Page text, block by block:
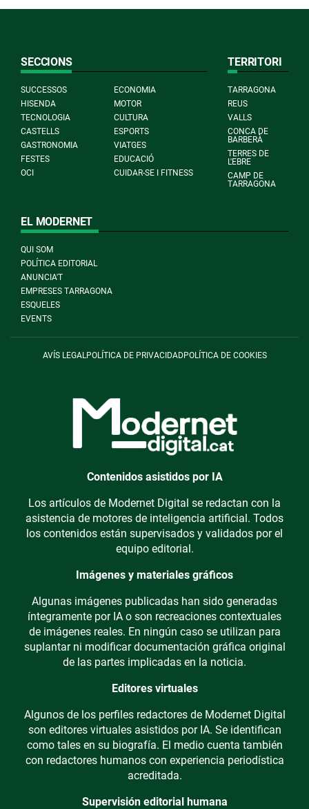
SECCIONS
SUCCESSOS
ECONOMIA
HISENDA
MOTOR
TECNOLOGIA
CULTURA
CASTELLS
ESPORTS
GASTRONOMIA
VIATGES
FESTES
EDUCACIÓ
OCI
CUIDAR-SE I FITNESS
TERRITORI
TARRAGONA
REUS
VALLS
CONCA DE
BARBERÀ
TERRES DE
L'EBRE
CAMP DE
TARRAGONA
EL MODERNET
QUI SOM
POLÍTICA EDITORIAL
ANUNCIA'T
EMPRESES TARRAGONA
ESQUELES
EVENTS
AVÍS LEGAL POLÍTICA DE PRIVACIDADPOLÍTICA DE COOKIES
Contenidos asistidos por IA
Los artículos de Modernet Digital se redactan con la
asistencia de motores de inteligencia artificial. Todos
los contenidos están supervisados y validados por el
equipo editorial.
Imágenes y materiales gráficos
Algunas imágenes publicadas han sido generadas
íntegramente por IA o son recreaciones contextuales
de imágenes reales. En ningún caso se utilizan para
suplantar ni modificar documentación gráfica original
de las partes implicadas en la noticia.
Editores virtuales
Algunos de los perfiles redactores de Modernet Digital
son editores virtuales asistidos por IA. Se identifican
como tales en su biografía. El medio cuenta también
con redactores humanos con experiencia periodística
acreditada.
Supervisión editorial humana